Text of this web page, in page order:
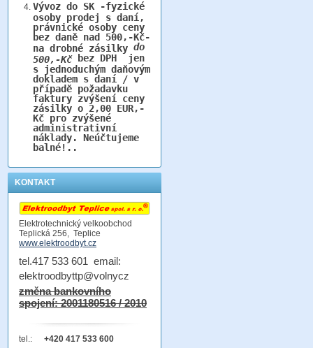
Vývoz do SK -fyzické
osoby prodej s daní,
právnické osoby ceny
bez daně nad 500,-Kč-
na drobné zásilky do
500,-Kčbez DPH jen
s jednoduchým daňovým
dokladem s daní / v
případě požadavku
faktury zvýšení ceny
zásilky o 2,00 EUR,-
Kč pro zvýšené
administrativní
náklady. Neúčtujeme
balné!..
KONTAKT
Elektrotechnický velkoobchod
Teplická 256, Teplice
www.elektroodbyt.cz
tel.417 533 601 email:
elektroodbyttp@volnycz
změna bankovního
spojení: 2001180516 / 2010
tel.: +420 417 533 600